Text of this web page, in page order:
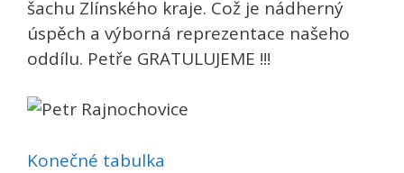
šachu Zlínského kraje. Což je nádherný
úspěch a výborná reprezentace našeho
oddílu. Petře GRATULUJEME !!!
Konečné tabulka